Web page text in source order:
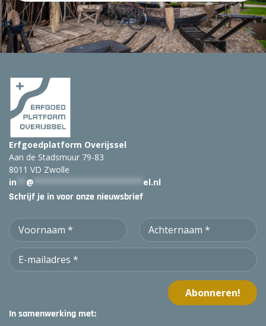
e
k
:
Erfgoedplatform Overijssel
Aan de Stadsmuur 79-83
8011 VD Zwolle
in
@ el.nl
Schrijf je in voor onze nieuwsbrief
In samenwerking met: